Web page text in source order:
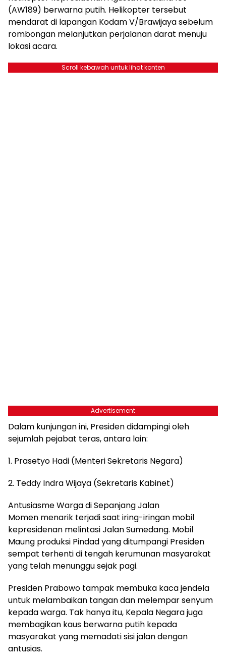
(AW189) berwarna putih. Helikopter tersebut
mendarat di lapangan Kodam V/Brawijaya sebelum
rombongan melanjutkan perjalanan darat menuju
lokasi acara.
Scroll kebawah untuk lihat konten
Advertisement
Dalam kunjungan ini, Presiden didampingi oleh
sejumlah pejabat teras, antara lain:
1. Prasetyo Hadi (Menteri Sekretaris Negara)
2. Teddy Indra Wijaya (Sekretaris Kabinet)
Antusiasme Warga di Sepanjang Jalan
Momen menarik terjadi saat iring-iringan mobil
kepresidenan melintasi Jalan Sumedang. Mobil
Maung produksi Pindad yang ditumpangi Presiden
sempat terhenti di tengah kerumunan masyarakat
yang telah menunggu sejak pagi.
Presiden Prabowo tampak membuka kaca jendela
untuk melambaikan tangan dan melempar senyum
kepada warga. Tak hanya itu, Kepala Negara juga
membagikan kaus berwarna putih kepada
masyarakat yang memadati sisi jalan dengan
antusias.